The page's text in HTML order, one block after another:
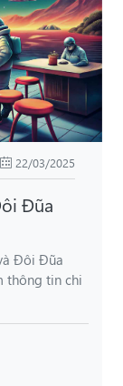
22/03/2025
Đũa
Đôi Đũa
thông tin chi